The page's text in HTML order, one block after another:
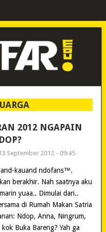
2012 NGAPAIN
13 September 2012 - 09:45
kauand ndofans™.
berakhir. Nah saatnya aku
yuaa.. Dimulai dari..
di Rumah Makan Satria
Ndop, Anna, Ningrum,
Buka Bareng? Yah ga